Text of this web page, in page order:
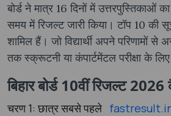
बोर्ड ने मात्र 16 दिनों में उत्तरपुस्तिकाओं
समय में रिजल्ट जारी किया। टॉप 10 की
शामिल हैं। जो विद्यार्थी अपने परिणामों से
तक स्क्रूटनी या कंपार्टमेंटल परीक्षा के
बिहार बोर्ड 10वीं रिजल्ट
चरण 1: छात्र सबसे पहले